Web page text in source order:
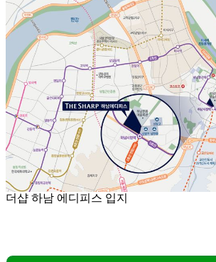
더샵 하남 에디피스 입지